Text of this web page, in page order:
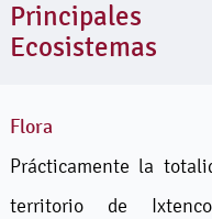
Principales
Ecosistemas
Flora
Prácticamente la
territorio de